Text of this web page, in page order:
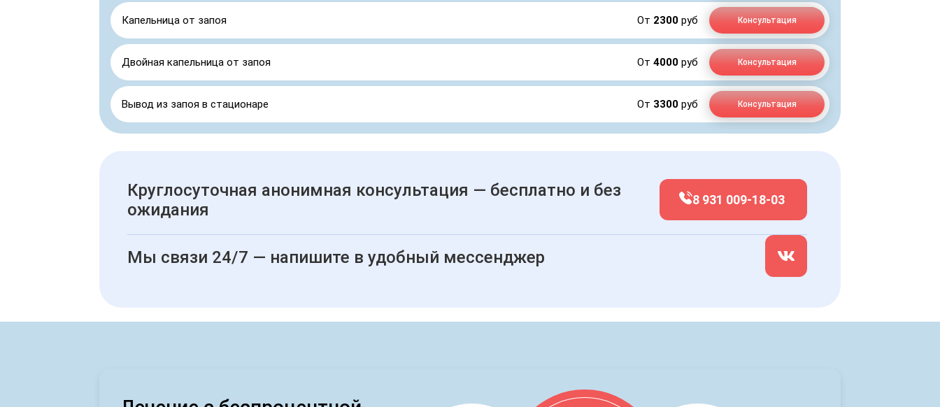
Капельница от запоя От 2300 руб Консультация
Двойная капельница от запоя От 4000 руб Консультация
Вывод из запоя в стационаре От 3300 руб Консультация
Круглосуточная анонимная консультация — бесплатно и без
ожидания
8 931 009-18-03
Мы связи 24/7 — напишите в удобный мессенджер